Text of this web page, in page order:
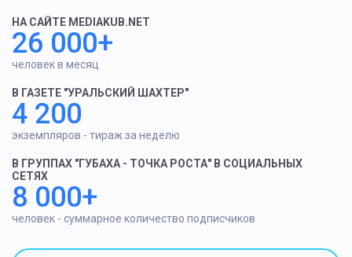
НА САЙТЕ MEDIAKUB.NET
26 000+
человек в месяц
В ГАЗЕТЕ "УРАЛЬСКИЙ ШАХТЕР"
4 200
экземпляров - тираж за неделю
В ГРУППАХ "ГУБАХА - ТОЧКА РОСТА" В СОЦИАЛЬНЫХ
СЕТЯХ
8 000+
человек - суммарное количество подписчиков